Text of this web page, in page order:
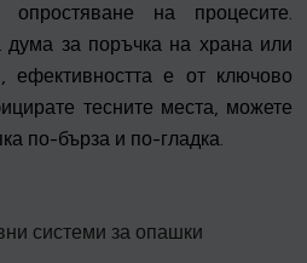
на процесите.
дума за поръчка на храна или
ефективността е от ключово
тесните места, можете
по-бърза и по-гладка.
системи за опашки